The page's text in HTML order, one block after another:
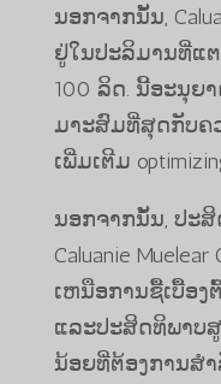
ນອກຈາກນັ້ນ,
ຢູ່ໃນປະລິມານທີ່ແຕ
100 ລິດ. ນີ້ອະນຸຍ
ມາະສົມທີ່ສຸດກັບຄວ
ເພີ່ມເຕີມ
ນອກຈາກນັ້ນ, ປະ
Caluanie
ເຫນືອການຊື້ເບື້ອງ
ແລະປະສິດທິພາບ
ນ້ອຍທີ່ຕ້ອງການສໍ